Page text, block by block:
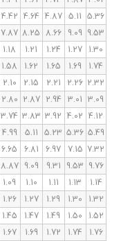
5.36
5.11
4.87
4.64
4.42
9.53
9.09
8.66
8.25
7.87
1.30
1.27
1.24
1.21
1.18
1.74
1.69
1.65
1.62
1.58
2.32
2.26
2.21
2.15
2.10
3.09
3.01
2.94
2.87
2.80
4.12
4.02
3.92
3.83
3.74
5.49
5.36
5.23
5.11
4.99
7.32
7.15
6.97
6.81
6.65
9.76
9.53
9.31
9.09
8.87
1.14
1.13
1.11
1.10
1.09
1.32
1.30
1.29
1.27
1.26
1.52
1.50
1.49
1.47
1.45
1.76
1.74
1.72
1.69
1.67